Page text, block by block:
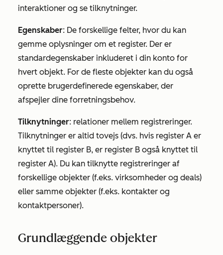
interaktioner og se tilknytninger.
Egenskaber: De forskellige felter, hvor du kan
gemme oplysninger om et register. Der er
standardegenskaber inkluderet i din konto for
hvert objekt. For de fleste objekter kan du også
oprette brugerdefinerede egenskaber, der
afspejler dine forretningsbehov.
Tilknytninger: relationer mellem registreringer.
Tilknytninger er altid tovejs (dvs. hvis register A er
knyttet til register B, er register B også knyttet til
register A). Du kan tilknytte registreringer af
forskellige objekter (f.eks. virksomheder og deals)
eller samme objekter (f.eks. kontakter og
kontaktpersoner).
Grundlæggende objekter